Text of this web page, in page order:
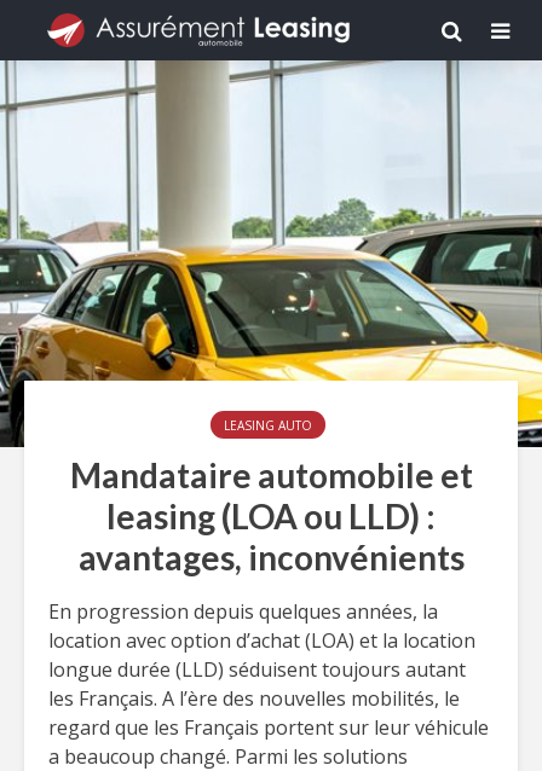
LEASING AUTO
Mandataire automobile et
leasing (LOA ou LLD) :
avantages, inconvénients
En progression depuis quelques années, la
location avec option d’achat (LOA) et la location
longue durée (LLD) séduisent toujours autant
les Français. A l’ère des nouvelles mobilités, le
regard que les Français portent sur leur véhicule
a beaucoup changé. Parmi les solutions